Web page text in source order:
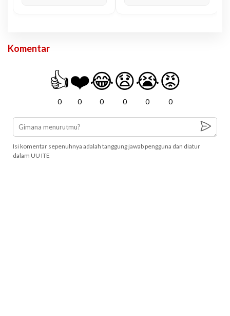
Komentar
👍
0
❤️
0
😂
0
😧
0
😭
0
😡
0
Isi komentar sepenuhnya adalah tanggung jawab pengguna dan diatur
dalam UU ITE